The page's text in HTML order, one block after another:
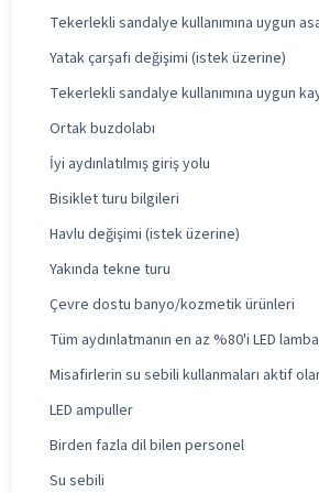
Tekerlekli sandalye kullanımına uygun
Yatak çarşafı değişimi (istek üzerine)
Tekerlekli sandalye kullanımına uygun
Ortak buzdolabı
İyi aydınlatılmış giriş yolu
Bisiklet turu bilgileri
Havlu değişimi (istek üzerine)
Yakında tekne turu
Çevre dostu banyo/kozmetik ürünleri
Tüm aydınlatmanın en az %80'i LED
Misafirlerin su sebili kullanmaları aktif
LED ampuller
Birden fazla dil bilen personel
Su sebili